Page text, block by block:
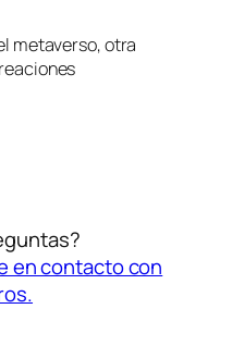
metaverso, otra
en contacto con